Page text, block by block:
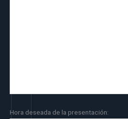
Hora deseada de la presentación: